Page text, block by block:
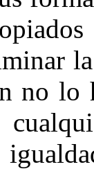
no lo